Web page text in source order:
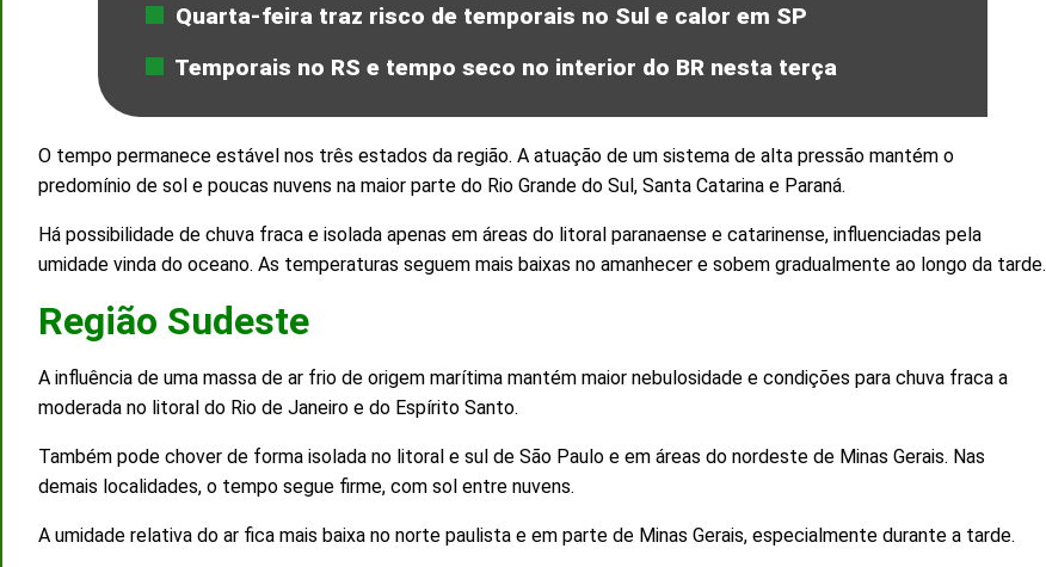
Quarta-feira traz risco de temporais no Sul e calor em SP
Temporais no RS e tempo seco no interior do BR nesta terça
O tempo permanece estável nos três estados da região. A atuação de um sistema de alta pressão mantém o
predomínio de sol e poucas nuvens na maior parte do Rio Grande do Sul, Santa Catarina e Paraná.
Há possibilidade de chuva fraca e isolada apenas em áreas do litoral paranaense e catarinense, influenciadas pela
umidade vinda do oceano. As temperaturas seguem mais baixas no amanhecer e sobem gradualmente ao longo da tarde.
Região Sudeste
A influência de uma massa de ar frio de origem marítima mantém maior nebulosidade e condições para chuva fraca a
moderada no litoral do Rio de Janeiro e do Espírito Santo.
Também pode chover de forma isolada no litoral e sul de São Paulo e em áreas do nordeste de Minas Gerais. Nas
demais localidades, o tempo segue firme, com sol entre nuvens.
A umidade relativa do ar fica mais baixa no norte paulista e em parte de Minas Gerais, especialmente durante a tarde.